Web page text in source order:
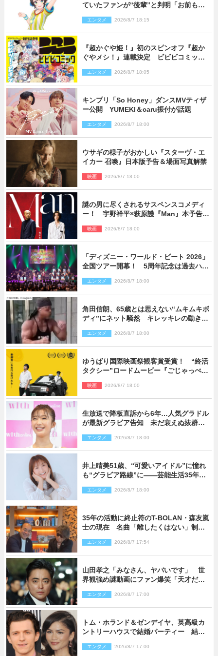
ていたファンが“後輩”と判明「お前もし
エンタメ 2026/8/7 18:15
『超かぐや姫！』初のスピンオフ『超か
ぐやメシ！』連載決定 ビビビコミック
エンタメ 2026/8/7 18:05
キンプリ「So Honey」ダンスMVティザ
ー公開 YUMEKI＆caru振付が話題
エンタメ 2026/8/7 18:00
ウサギの様子がおかしい『スターヴ・エ
イカー 召喚』日本版予告＆場面写真解禁
映画 2026/8/7 18:00
謎の男に尽くされるサスペンスコメディ
ー！ 宇野祥平×萩原護『Man』本予告＆
映画 2026/8/7 18:00
「ディズニー・ワールド・ビート 2026」
全国ツアー開幕！ 5周年記念は過去ハイ
ポート】
エンタメ 2026/8/7 18:00
角田信朗、65歳とは思えない“ムキムキボ
ディ”にネット騒然 キレッキレの動きを
エンタメ 2026/8/7 18:00
ゆうばり国際映画祭観客賞受賞！ “終活
タクシー”ロードムービー『ごじゃっぺタ
映画 2026/8/7 18:00
生放送で降板直訴から6年…人気グラドル
が最新グラビア告知 未だ衰えぬ抜群ス
エンタメ 2026/8/7 18:00
井上晴美51歳、“可愛いアイドル”に憧れ
も“グラビア路線”に――芸能生活35年を
エンタメ 2026/8/7 18:00
35年の活動に終止符のT-BOLAN・森友嵐
士の現在 名曲「離したくはない」制作
エンタメ 2026/8/7 17:54
山田孝之「みなさん、ヤバいです」 世
界観強め謎動画にファン爆笑「天才だ
エンタメ 2026/8/7 17:00
トム・ホランド＆ゼンデイヤ、英高級カ
ントリーハウスで結婚パーティー 結婚
エンタメ 2026/8/7 17:00